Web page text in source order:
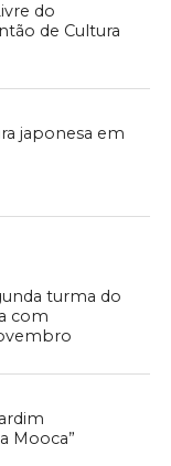
do
de Cultura
japonesa em
turma do
com
Mooca”